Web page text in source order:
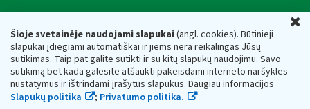
Šioje svetainėje naudojami slapukai(angl. cookies). Būtinieji
slapukai įdiegiami automatiškai ir jiems nėra reikalingas Jūsų
sutikimas. Taip pat galite sutikti ir su kitų slapukų naudojimu. Savo
sutikimą bet kada galėsite atšaukti pakeisdami interneto naršyklės
nustatymus ir ištrindami įrašytus slapukus. Daugiau informacijos
Slapukų politika
; Privatumo politika.
Respublikos finansų ministerijos
Biudžetinė įstaiga. Juridinio asmens kodas — 188659752,
adresas: Vasario 16-osios g. 14, 01107 Vilnius, Lietuva, el.paštas:
vmi@vmi.lt, E. pristatymo dėžutės adresas 188659752
Duomenys apie Valstybinę mokesčių inspekciją prie Lietuvos
Respublikos finansų ministerijos kaupiami ir saugomi Juridinių